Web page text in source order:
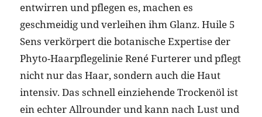
entwirren und pflegen es, machen es
geschmeidig und verleihen ihm Glanz. Huile 5
Sens verkörpert die botanische Expertise der
Phyto-Haarpflegelinie René Furterer und pflegt
nicht nur das Haar, sondern auch die Haut
intensiv. Das schnell einziehende Trockenöl ist
ein echter Allrounder und kann nach Lust und